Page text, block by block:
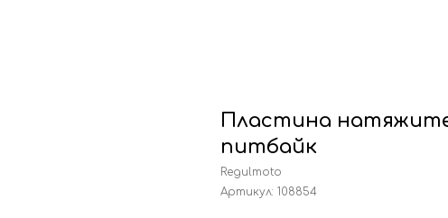
Пластина
питбайк
Regulmoto
Артикул: 108854